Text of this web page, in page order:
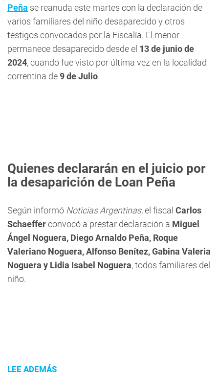
Peña se reanuda este martes con la declaración de
varios familiares del niño desaparecido y otros
testigos convocados por la Fiscalía. El menor
permanece desaparecido desde el 13 de junio de
2024, cuando fue visto por última vez en la localidad
correntina de9 de Julio.
Quienes declararán en el juicio por
la desaparición de Loan Peña
Según informó Noticias Argentinas, el fiscal Carlos
Schaefferconvocó a prestar declaración a Miguel
Ángel Noguera, Diego Arnaldo Peña, Roque
Valeriano Noguera, Alfonso Benítez, Gabina Valeria
Noguera y Lidia Isabel Noguera, todos familiares del
niño.
LEE ADEMÁS